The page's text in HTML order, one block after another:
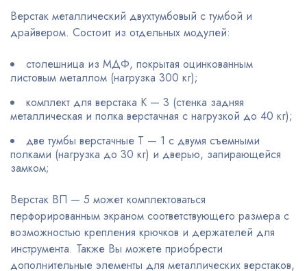
Верстак металлический двухтумбовый с тумбой и
драйвером. Состоит из отдельных модулей:
столешница из МДФ, покрытая оцинкованным
листовым металлом (нагрузка 300 кг);
комплект для верстака К — 3 (стенка задняя
металлическая и полка верстачная с нагрузкой до 40 кг);
две тумбы верстачные Т — 1 с двумя съемными
полками (нагрузка до 30 кг) и дверью, запирающейся
замком;
Верстак ВП — 5 может комплектоваться
перфорированным экраном соответствующего размера с
возможностью крепления крючков и держателей для
инструмента. Также Вы можете приобрести
дополнительные элементы для металлических верстаков,